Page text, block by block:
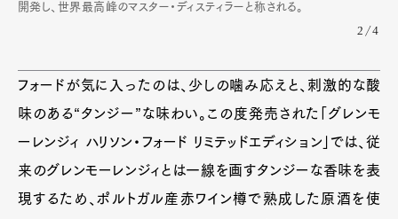
開発し、世界最高峰のマスター・ディスティラーと称される。
2/4
フォードが気に入ったのは、少しの噛み応えと、刺激的な酸
味のある“タンジー”な味わい。この度発売された「グレンモ
ーレンジィ ハリソン・フォード リミテッドエディション」では、従
来のグレンモーレンジィとは一線を画すタンジーな香味を表
現するため、ポルトガル産赤ワイン樽で熟成した原酒を使